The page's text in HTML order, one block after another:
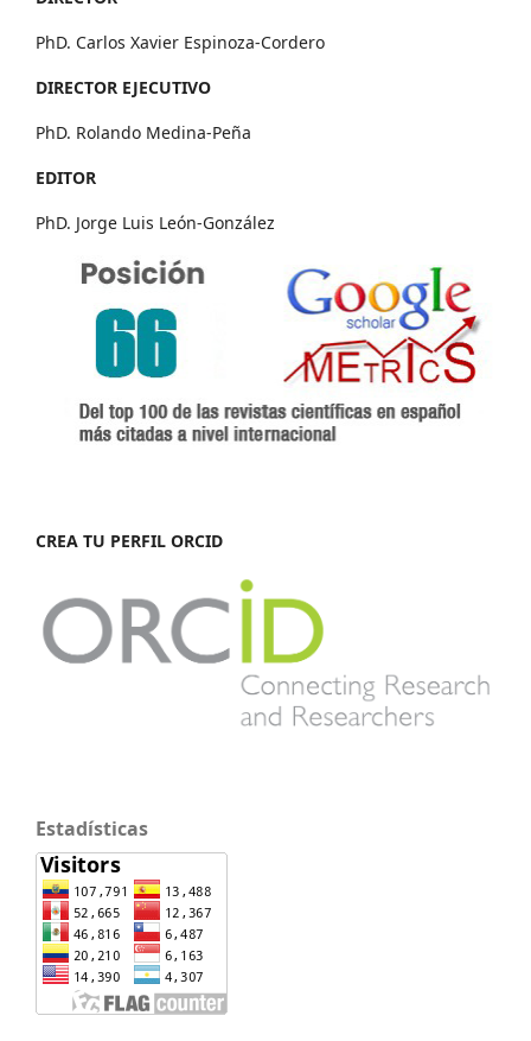
PhD. Carlos Xavier Espinoza-Cordero
DIRECTOR EJECUTIVO
PhD. Rolando Medina-Peña
EDITOR
PhD. Jorge Luis León-González
CREA TU PERFIL ORCID
Estadísticas